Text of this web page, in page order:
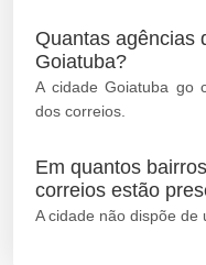
Quantas agências
Goiatuba?
A cidade Goiatuba go
dos correios.
Em quantos
correios estão
A cidade não dispõe de